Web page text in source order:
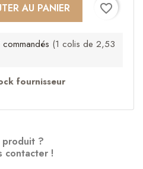
AU PANIER favorite_border
commandés (1 colis de 2,53
fournisseur
produit ?
contacter !